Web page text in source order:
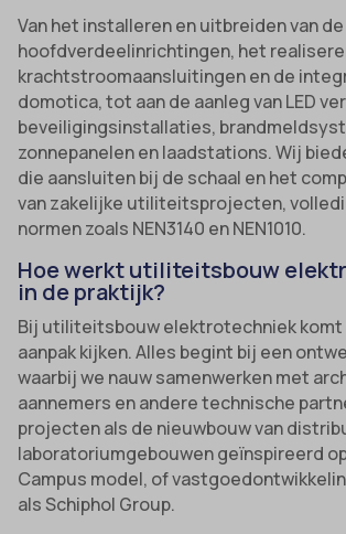
Van het installeren en uitbreiden van de
hoofdverdeelinrichtingen, het
krachtstroomaansluitingen en de
domotica, tot aan de aanleg van LED
beveiligingsinstallaties,
zonnepanelen en laadstations. Wij
die aansluiten bij de schaal en het
van zakelijke utiliteitsprojecten,
normen zoals NEN3140 en NEN1010.
Hoe werkt utiliteitsbouw
in de praktijk?
Bij utiliteitsbouw elektrotechniek komt
aanpak kijken. Alles begint bij een
waarbij we nauw samenwerken met
aannemers en andere technische
projecten als de nieuwbouw van
laboratoriumgebouwen geïnspireerd
Campus model, of
als Schiphol Group.